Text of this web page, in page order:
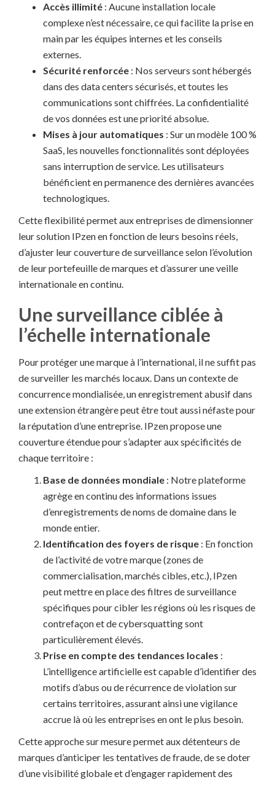
Accès illimité : Aucune installation locale
complexe n’est nécessaire, ce qui facilite la prise en
main par les équipes internes et les conseils
externes.
Sécurité renforcée : Nos serveurs sont hébergés
dans des data centers sécurisés, et toutes les
communications sont chiffrées. La confidentialité
de vos données est une priorité absolue.
Mises à jour automatiques : Sur un modèle 100 %
SaaS, les nouvelles fonctionnalités sont déployées
sans interruption de service. Les utilisateurs
bénéficient en permanence des dernières avancées
technologiques.
Cette flexibilité permet aux entreprises de dimensionner
leur solution IPzen en fonction de leurs besoins réels,
d’ajuster leur couverture de surveillance selon l’évolution
de leur portefeuille de marques et d’assurer une veille
internationale en continu.
Une surveillance ciblée à
l’échelle internationale
Pour protéger une marque à l’international, il ne suffit pas
de surveiller les marchés locaux. Dans un contexte de
concurrence mondialisée, un enregistrement abusif dans
une extension étrangère peut être tout aussi néfaste pour
la réputation d’une entreprise. IPzen propose une
couverture étendue pour s’adapter aux spécificités de
chaque territoire :
Base de données mondiale : Notre plateforme
agrège en continu des informations issues
d’enregistrements de noms de domaine dans le
monde entier.
Identification des foyers de risque : En fonction
de l’activité de votre marque (zones de
commercialisation, marchés cibles, etc.), IPzen
peut mettre en place des filtres de surveillance
spécifiques pour cibler les régions où les risques de
contrefaçon et de cybersquatting sont
particulièrement élevés.
Prise en compte des tendances locales :
L’intelligence artificielle est capable d’identifier des
motifs d’abus ou de récurrence de violation sur
certains territoires, assurant ainsi une vigilance
accrue là où les entreprises en ont le plus besoin.
Cette approche sur mesure permet aux détenteurs de
marques d’anticiper les tentatives de fraude, de se doter
d’une visibilité globale et d’engager rapidement des